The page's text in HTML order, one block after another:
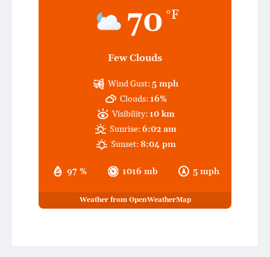
70 °F
Few Clouds
97 % 1016 mb 5 mph
Wind Gust:5 mph
Clouds: 16%
Visibility: 10 km
Sunrise:6:02 am
Sunset:8:04 pm
Weather from OpenWeatherMap